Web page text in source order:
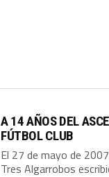
A 14 AÑOS DEL
FÚTBOL CLUB
El 27 de mayo de
Tres Algarrobos